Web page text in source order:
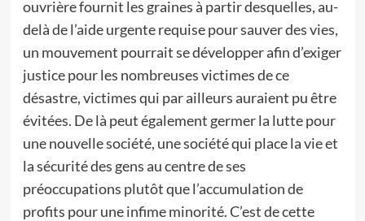
ouvrière fournit les graines à partir desquelles, au-
delà de l’aide urgente requise pour sauver des vies,
un mouvement pourrait se développer afin d’exiger
justice pour les nombreuses victimes de ce
désastre, victimes qui par ailleurs auraient pu être
évitées. De là peut également germer la lutte pour
une nouvelle société, une société qui place la vie et
la sécurité des gens au centre de ses
préoccupations plutôt que l’accumulation de
profits pour une infime minorité. C’est de cette